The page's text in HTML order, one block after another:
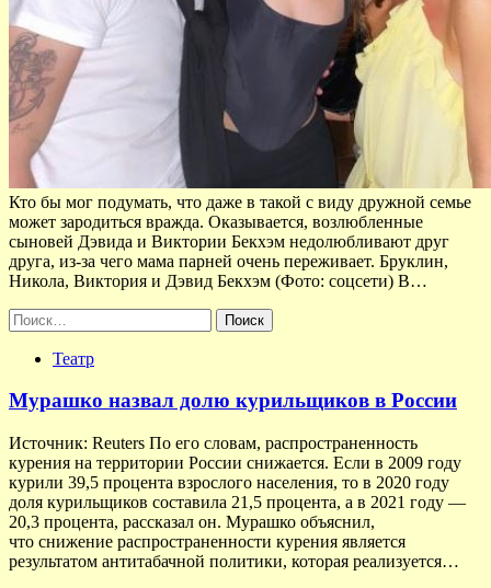
Кто бы мог подумать, что даже в такой с виду дружной семье
может зародиться вражда. Оказывается, возлюбленные
сыновей Дэвида и Виктории Бекхэм недолюбливают друг
друга, из-за чего мама парней очень переживает. Бруклин,
Никола, Виктория и Дэвид Бекхэм (Фото: соцсети) В…
Найти:
Театр
Мурашко назвал долю курильщиков в России
Источник: Reuters По его словам, распространенность
курения на территории России снижается. Если в 2009 году
курили 39,5 процента взрослого населения, то в 2020 году
доля курильщиков составила 21,5 процента, а в 2021 году —
20,3 процента, рассказал он. Мурашко объяснил,
что снижение распространенности курения является
результатом антитабачной политики, которая реализуется…